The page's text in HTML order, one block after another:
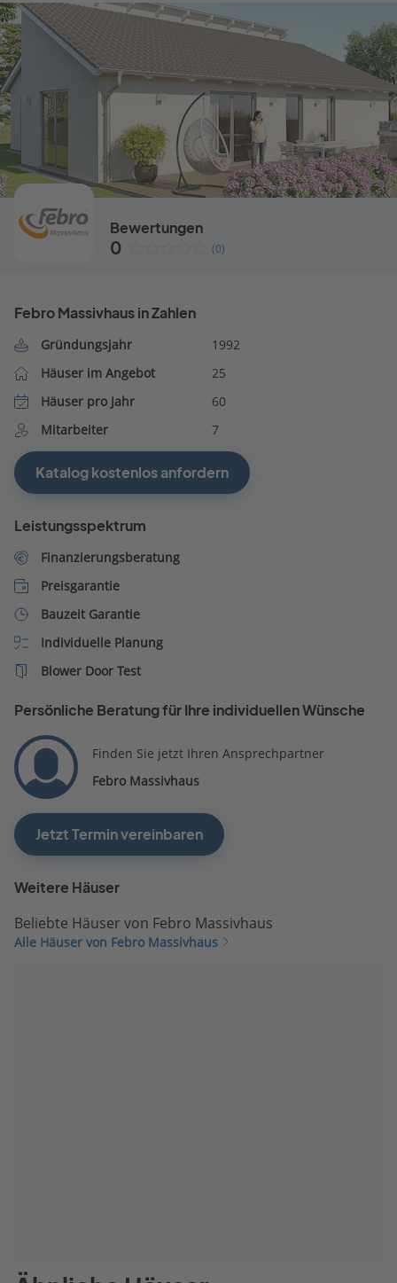
Bewertungen
0 (0)
Febro Massivhaus in Zahlen
Gründungsjahr
1992
Häuser im Angebot
25
Häuser pro Jahr
60
Mitarbeiter
7
Katalog kostenlos anfordern
Leistungsspektrum
Finanzierungsberatung
Preisgarantie
Bauzeit Garantie
Individuelle Planung
Blower Door Test
Persönliche Beratung für Ihre individuellen Wünsche
Finden Sie jetzt Ihren Ansprechpartner
Febro Massivhaus
Jetzt Termin vereinbaren
Weitere Häuser
Beliebte Häuser von Febro Massivhaus
Alle Häuser von Febro Massivhaus